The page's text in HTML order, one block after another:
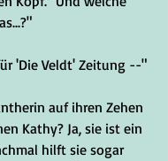
'Die Veldt' Zeitung --"
auf ihren Zehen
Kathy? Ja, sie ist ein
hilft sie sogar